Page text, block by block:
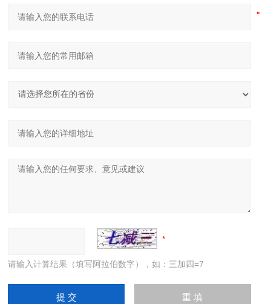
请输入计算结果（填写阿拉伯数字），如：三加四=7